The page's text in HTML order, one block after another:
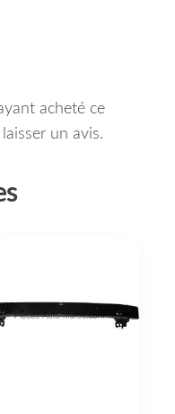
acheté ce
un avis.